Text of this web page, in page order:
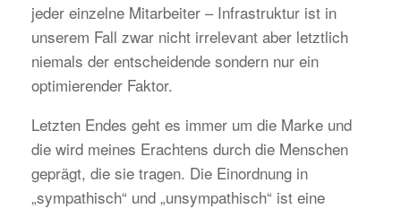
jeder einzelne Mitarbeiter – Infrastruktur ist in
unserem Fall zwar nicht irrelevant aber letztlich
niemals der entscheidende sondern nur ein
optimierender Faktor.
Letzten Endes geht es immer um die Marke und
die wird meines Erachtens durch die Menschen
geprägt, die sie tragen. Die Einordnung in
„sympathisch“ und „unsympathisch“ ist eine